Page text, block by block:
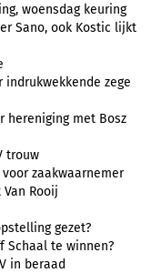
woensdag keuring
Sano, ook Kostic lijkt
indrukwekkende zege
hereniging met Bosz
trouw
zaakwaarnemer
Rooij
gezet?
Schaal te winnen?
in beraad